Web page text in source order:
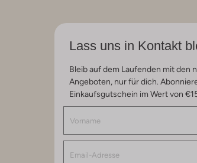
Lass uns in Kontakt
Bleib auf dem Laufenden mit den
Angeboten, nur für dich.
Einkaufsgutschein im Wert von